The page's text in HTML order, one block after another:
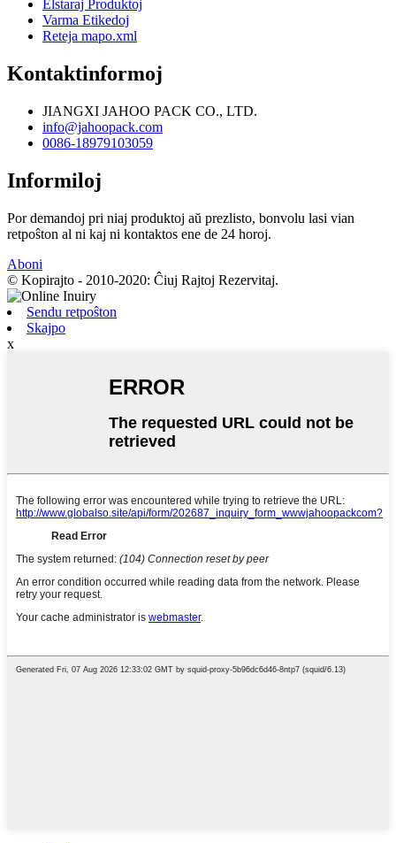
Elstaraj Produktoj
Varma Etikedoj
Reteja mapo.xml
Kontaktinformoj
JIANGXI JAHOO PACK CO., LTD.
info@jahoopack.com
0086-18979103059
Informiloj
Por demandoj pri niaj produktoj aŭ prezlisto, bonvolu lasi vian
retpoŝton al ni kaj ni kontaktos ene de 24 horoj.
Aboni
© Kopirajto - 2010-2020: Ĉiuj Rajtoj Rezervitaj.
Sendu retpoŝton
Skajpo
x